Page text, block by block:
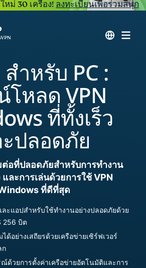
หม่ 30 เครื่อง! ลงทะเบียนเพื่อร่วมสนุก
สำหรับ PC :
โหลด VPN
ที่ทั้งเร็ว
ปลอดภัย
ต่อที่ปลอดภัยสำหรับการทำงาน
และการเล่นด้วยการใช้ VPN
ที่ดีที่สุด
ละแอปสำหรับใช้ทำงานอย่างปลอดภัยด้วย
256 บิต
ด้อย่างเสถียรด้วยเครือข่ายเซิร์ฟเวอร์
ก
ด้วยการตั้งค่าเครือข่ายอัตโนมัติและการ